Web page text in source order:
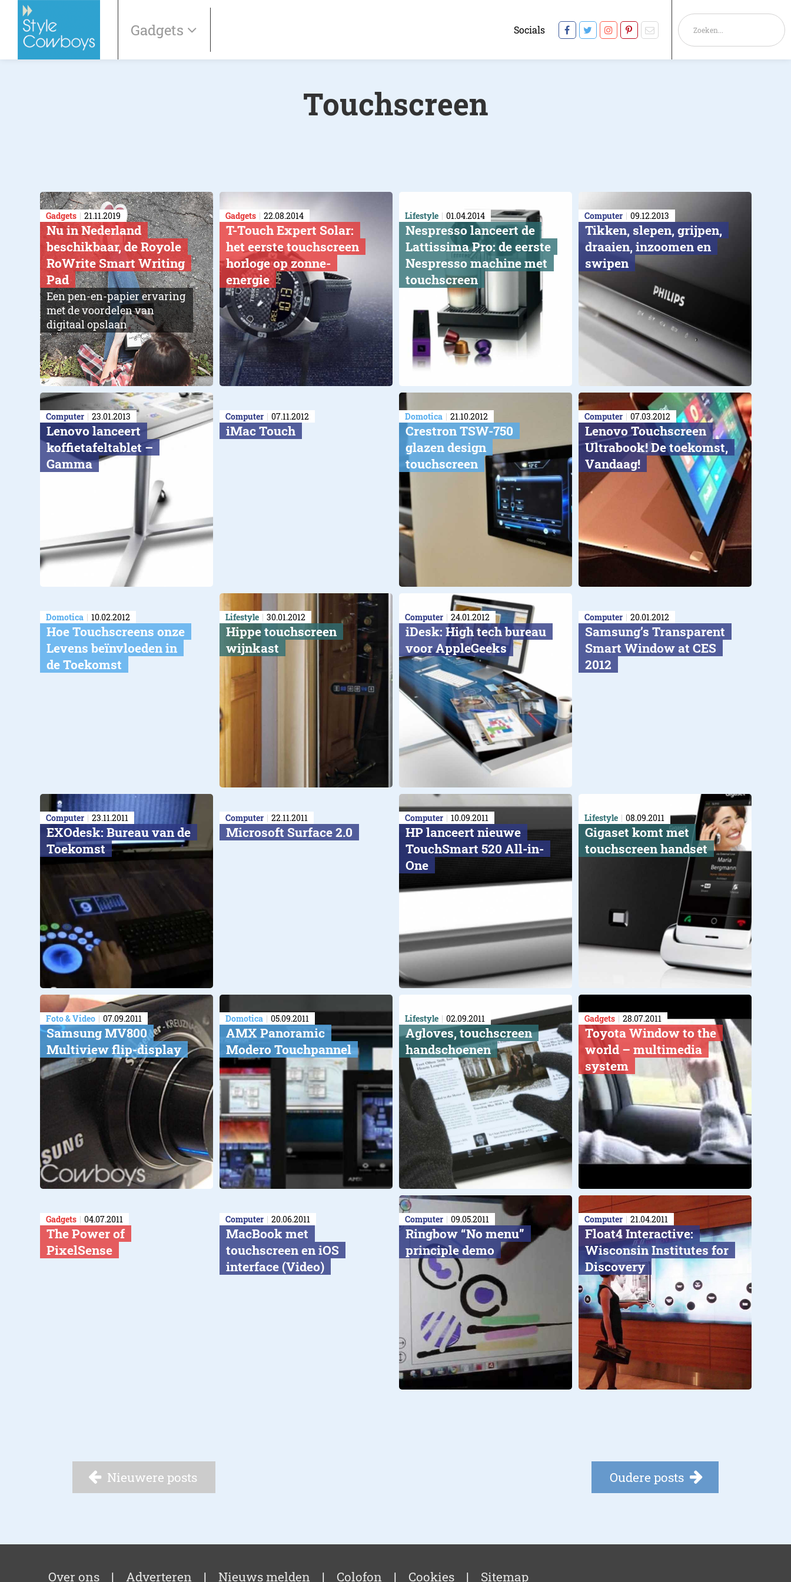
Gadgets Socials
Touchscreen
Gadgets 21.11.2019
Nu in Nederland
beschikbaar, de Royole
RoWrite Smart Writing
Pad
Een pen-en-papier ervaring
met de voordelen van
digitaal opslaan
Gadgets 22.08.2014
T-Touch Expert Solar:
het eerste touchscreen
horloge op zonne-
energie
Lifestyle 01.04.2014
Nespresso lanceert de
Lattissima Pro: de eerste
Nespresso machine met
touchscreen
Computer 09.12.2013
Tikken, slepen, grijpen,
draaien, inzoomen en
swipen
Computer 23.01.2013
Lenovo lanceert
koffietafeltablet –
Gamma
Computer 07.11.2012
iMac Touch
Domotica 21.10.2012
Crestron TSW-750
glazen design
touchscreen
Computer 07.03.2012
Lenovo Touchscreen
Ultrabook! De toekomst,
Vandaag!
Domotica 10.02.2012
Hoe Touchscreens onze
Levens beïnvloeden in
de Toekomst
Lifestyle 30.01.2012
Hippe touchscreen
wijnkast
Computer 24.01.2012
iDesk: High tech bureau
voor AppleGeeks
Computer 20.01.2012
Samsung’s Transparent
Smart Window at CES
2012
Computer 23.11.2011
EXOdesk: Bureau van de
Toekomst
Computer 22.11.2011
Microsoft Surface 2.0
Computer 10.09.2011
HP lanceert nieuwe
TouchSmart 520 All-in-
One
Lifestyle 08.09.2011
Gigaset komt met
touchscreen handset
Foto & Video 07.09.2011
Samsung MV800
Multiview flip-display
Domotica 05.09.2011
AMX Panoramic
Modero Touchpannel
Lifestyle 02.09.2011
Agloves, touchscreen
handschoenen
Gadgets 28.07.2011
Toyota Window to the
world – multimedia
system
Gadgets 04.07.2011
The Power of
PixelSense
Computer 20.06.2011
MacBook met
touchscreen en iOS
interface (Video)
Computer 09.05.2011
Ringbow “No menu”
principle demo
Computer 21.04.2011
Float4 Interactive:
Wisconsin Institutes for
Discovery
Nieuwere posts Oudere posts
Over ons | Adverteren | Nieuws melden | Colofon | Cookies | Sitemap